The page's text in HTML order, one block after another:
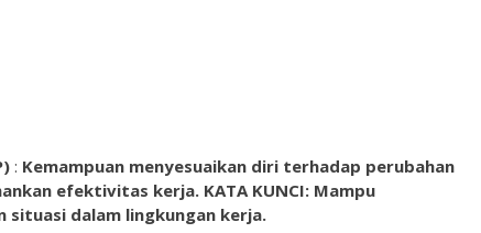
: Kemampuan menyesuaikan diri terhadap perubahan
efektivitas kerja. KATA KUNCI: Mampu
situasi dalam lingkungan kerja.